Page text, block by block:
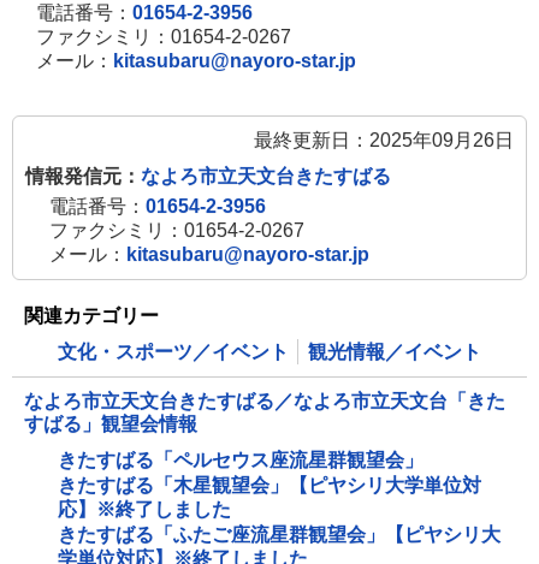
電話番号： 01654-2-3956
ファクシミリ：01654-2-0267
メール： kitasubaru@nayoro-star.jp
最終更新日：2025年09月26日
情報発信元： なよろ市立天文台きたすばる
電話番号： 01654-2-3956
ファクシミリ：01654-2-0267
メール： kitasubaru@nayoro-star.jp
関連カテゴリー
文化・スポーツ／イベント
観光情報／イベント
なよろ市立天文台きたすばる／なよろ市立天文台「きた
すばる」観望会情報
きたすばる「ペルセウス座流星群観望会」
きたすばる「木星観望会」【ピヤシリ大学単位対
応】※終了しました
きたすばる「ふたご座流星群観望会」【ピヤシリ大
学単位対応】※終了しました